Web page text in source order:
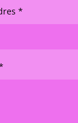
*